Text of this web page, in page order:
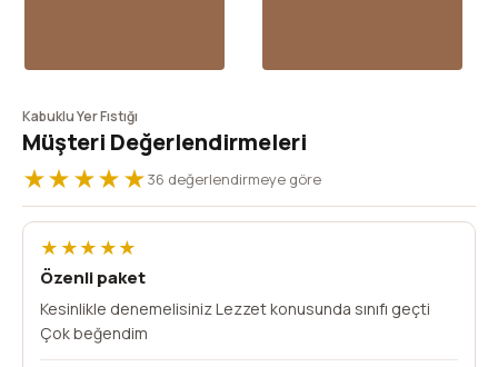
Kabuklu Yer Fıstığı
Müşteri Değerlendirmeleri
★★★★★36 değerlendirmeye göre
★★★★★
Özenli paket
Kesinlikle denemelisiniz Lezzet konusunda sınıfı geçti
Çok beğendim